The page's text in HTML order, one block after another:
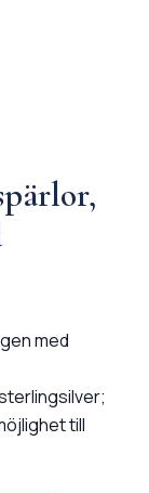
med
till